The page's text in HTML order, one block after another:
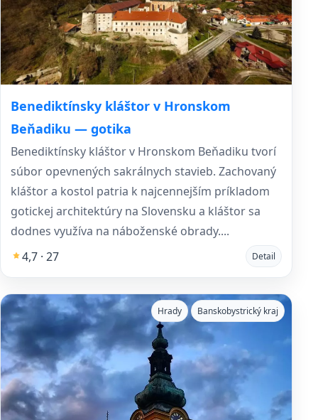
Benediktínsky kláštor v Hronskom
Beňadiku — gotika
Benediktínsky kláštor v Hronskom Beňadiku tvorí
súbor opevnených sakrálnych stavieb. Zachovaný
kláštor a kostol patria k najcennejším príkladom
gotickej architektúry na Slovensku a kláštor sa
dodnes využíva na náboženské obrady....
4,7 · 27
Detail
Hrady Banskobystrický kraj